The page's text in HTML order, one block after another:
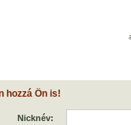
hozzá Ön is!
Nicknév: